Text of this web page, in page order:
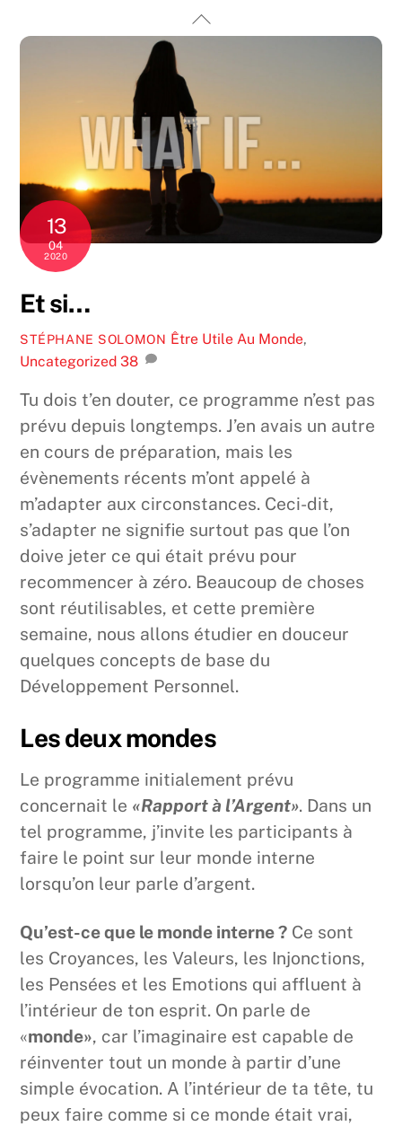
13
04
2020
Et si…
STÉPHANE SOLOMON Être Utile Au Monde,
Uncategorized 38
Tu dois t’en douter, ce programme n’est pas
prévu depuis longtemps. J’en avais un autre
en cours de préparation, mais les
évènements récents m’ont appelé à
m’adapter aux circonstances. Ceci-dit,
s’adapter ne signifie surtout pas que l’on
doive jeter ce qui était prévu pour
recommencer à zéro. Beaucoup de choses
sont réutilisables, et cette première
semaine, nous allons étudier en douceur
quelques concepts de base du
Développement Personnel.
Les deux mondes
Le programme initialement prévu
concernait le «Rapport à l’Argent». Dans un
tel programme, j’invite les participants à
faire le point sur leur monde interne
lorsqu’on leur parle d’argent.
Qu’est-ce que le monde interne ? Ce sont
les Croyances, les Valeurs, les Injonctions,
les Pensées et les Emotions qui affluent à
l’intérieur de ton esprit. On parle de
«monde», car l’imaginaire est capable de
réinventer tout un monde à partir d’une
simple évocation. A l’intérieur de ta tête, tu
peux faire comme si ce monde était vrai,
Back